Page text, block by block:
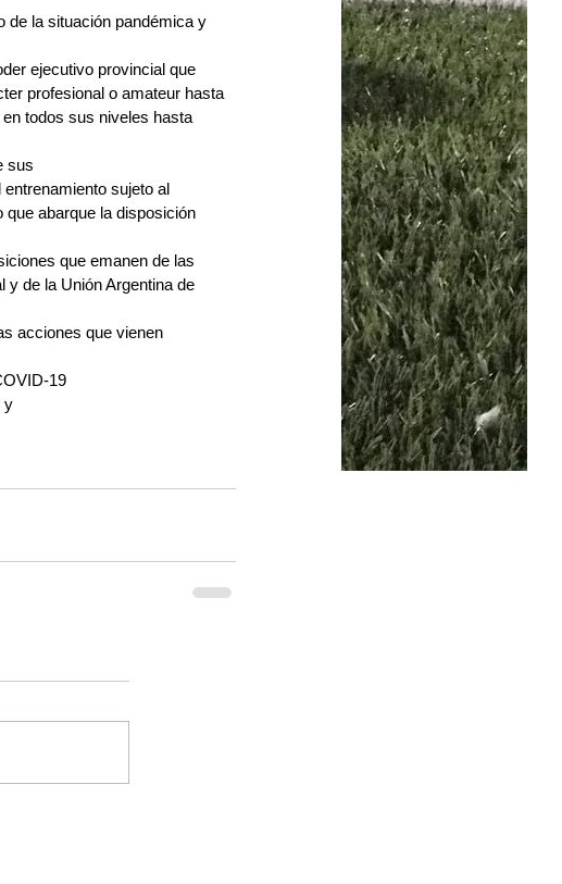
de la situación pandémica y
ejecutivo provincial que
profesional o amateur hasta
todos sus niveles hasta
sus
sujeto al
abarque la disposición
que emanen de las
y de la Unión Argentina de
acciones que vienen
19
y